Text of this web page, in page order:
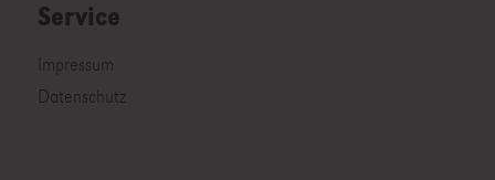
Service
Impressum
Datenschutz